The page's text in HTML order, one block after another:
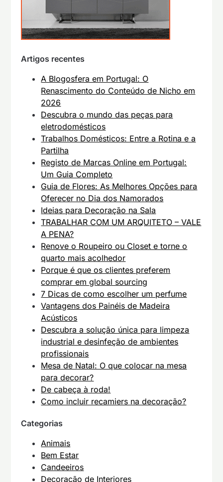
Artigos recentes
A Blogosfera em Portugal: O
Renascimento do Conteúdo de Nicho em
2026
Descubra o mundo das peças para
eletrodomésticos
Trabalhos Domésticos: Entre a Rotina e a
Partilha
Registo de Marcas Online em Portugal:
Um Guia Completo
Guia de Flores: As Melhores Opções para
Oferecer no Dia dos Namorados
Ideias para Decoração na Sala
TRABALHAR COM UM ARQUITETO – VALE
A PENA?
Renove o Roupeiro ou Closet e torne o
quarto mais acolhedor
Porque é que os clientes preferem
comprar em global sourcing
7 Dicas de como escolher um perfume
Vantagens dos Painéis de Madeira
Acústicos
Descubra a solução única para limpeza
industrial e desinfeção de ambientes
profissionais
Mesa de Natal: O que colocar na mesa
para decorar?
De cabeça à roda!
Como incluir recamiers na decoração?
Categorias
Animais
Bem Estar
Candeeiros
Decoração de Interiores